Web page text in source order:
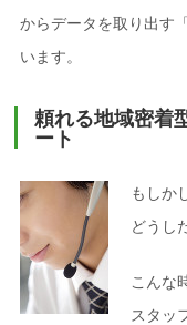
からデータを取り出す
います。
頼れる地域密着
ート
もしか
どうし
こんな
スタッ